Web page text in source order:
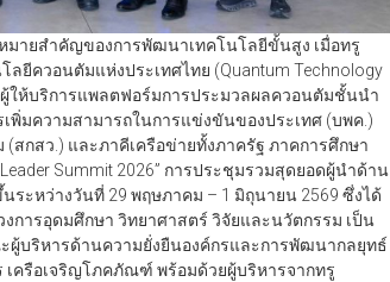
มายสำคัญของการพัฒนาเทคโนโลยีขั้นสูง เมื่อทรู
ยีควอนตัมแห่งประเทศไทย (Quantum Technology
ผู้ให้บริการแพลตฟอร์มการประมวลผลควอนตัมชั้นนำ
พิ่มความสามารถในการแข่งขันของประเทศ (บพค.)
กสว.) และภาคีเครือข่ายทั้งภาครัฐ ภาคการศึกษา
Summit 2026” การประชุมรวมสุดยอดผู้นำด้าน
ะหว่างวันที่ 29 พฤษภาคม – 1 มิถุนายน 2569 ซึ่งได้
ารอุดมศึกษา วิทยาศาสตร์ วิจัยและนวัตกรรม เป็น
บริหารด้านความยั่งยืนองค์กรและการพัฒนากลยุทธ์
ครือเจริญโภคภัณฑ์ พร้อมด้วยผู้บริหารจากทรู